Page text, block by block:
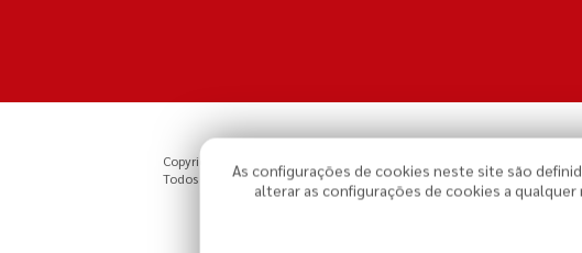
As configurações de cookies neste site são
alterar as configurações de cookies a
Copyright © 2026 - Revista Rogate.
Todos os direitos reservados, navegando no site você aceita a nossa